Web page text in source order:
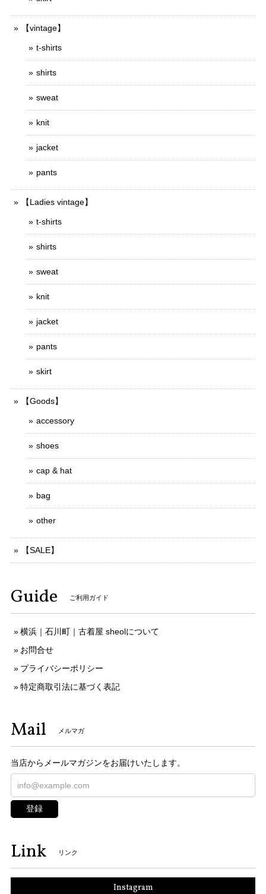
【vintage】
t-shirts
shirts
sweat
knit
jacket
pants
【Ladies vintage】
t-shirts
shirts
sweat
knit
jacket
pants
skirt
【Goods】
accessory
shoes
cap & hat
bag
other
【SALE】
Guide ご利用ガイド
横浜｜石川町｜古着屋 sheolについて
お問合せ
プライバシーポリシー
特定商取引法に基づく表記
Mail メルマガ
当店からメールマガジンをお届けいたします。
登録
Link リンク
Instagram